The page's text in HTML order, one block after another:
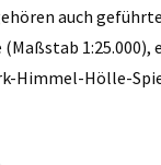
auch
(Maßstab
Himmel-Hölle-